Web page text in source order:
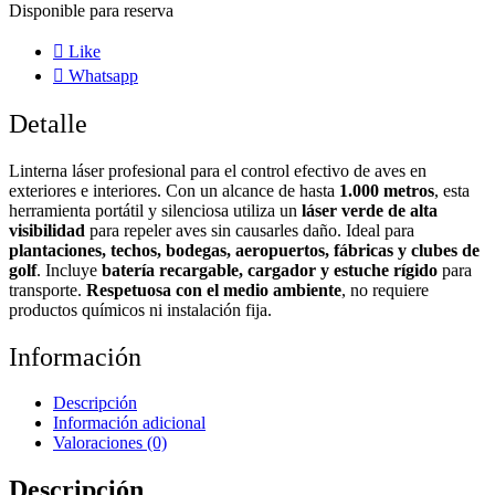
Disponible para reserva
Like
Whatsapp
Detalle
Linterna láser profesional para el control efectivo de aves en
exteriores e interiores. Con un alcance de hasta 1.000 metros, esta
herramienta portátil y silenciosa utiliza un láser verde de alta
visibilidad para repeler aves sin causarles daño. Ideal para
plantaciones, techos, bodegas, aeropuertos, fábricas y clubes de
golf. Incluye batería recargable, cargador y estuche rígido para
transporte. Respetuosa con el medio ambiente, no requiere
productos químicos ni instalación fija.
Información
Descripción
Información adicional
Valoraciones (0)